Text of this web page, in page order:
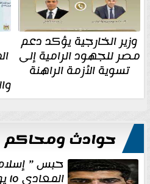
وزير الخارجية يؤكد دعم
مصر للجهود الرامية إلى
تسوية الأزمة الراهنة
حوادث ومحاكم
حبس ”
المعادى ١٥ يوم أخرى على...